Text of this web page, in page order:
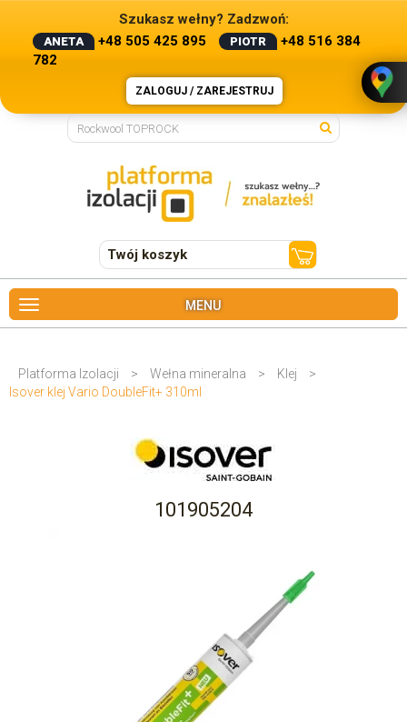
Szukasz wełny? Zadzwoń:
ANETA +48 505 425 895 PIOTR
+48 516 384
782
ZALOGUJ / ZAREJESTRUJ
Twój koszyk
MENU
Platforma Izolacji > Wełna mineralna > Klej
>
Isover klej Vario DoubleFit+ 310ml
101905204